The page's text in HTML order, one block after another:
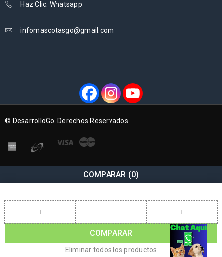
Haz Clic: Whatsapp
infomascotasgo@gmail.com
© DesarrolloGo. Derechos Reservados
COMPARAR (0)
COMPARAR
Eliminar todos los productos